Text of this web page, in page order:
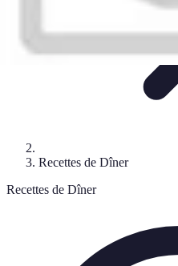
Recettes de Dîner
Recettes de Dîner